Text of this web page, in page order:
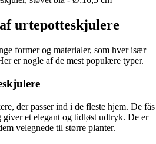
urtepotteskjulere
former og materialer, som hver især
er nogle af de mest populære typer.
der passer ind i de fleste hjem. De fås
giver et elegant og tidløst udtryk. De er
velegnede til større planter.